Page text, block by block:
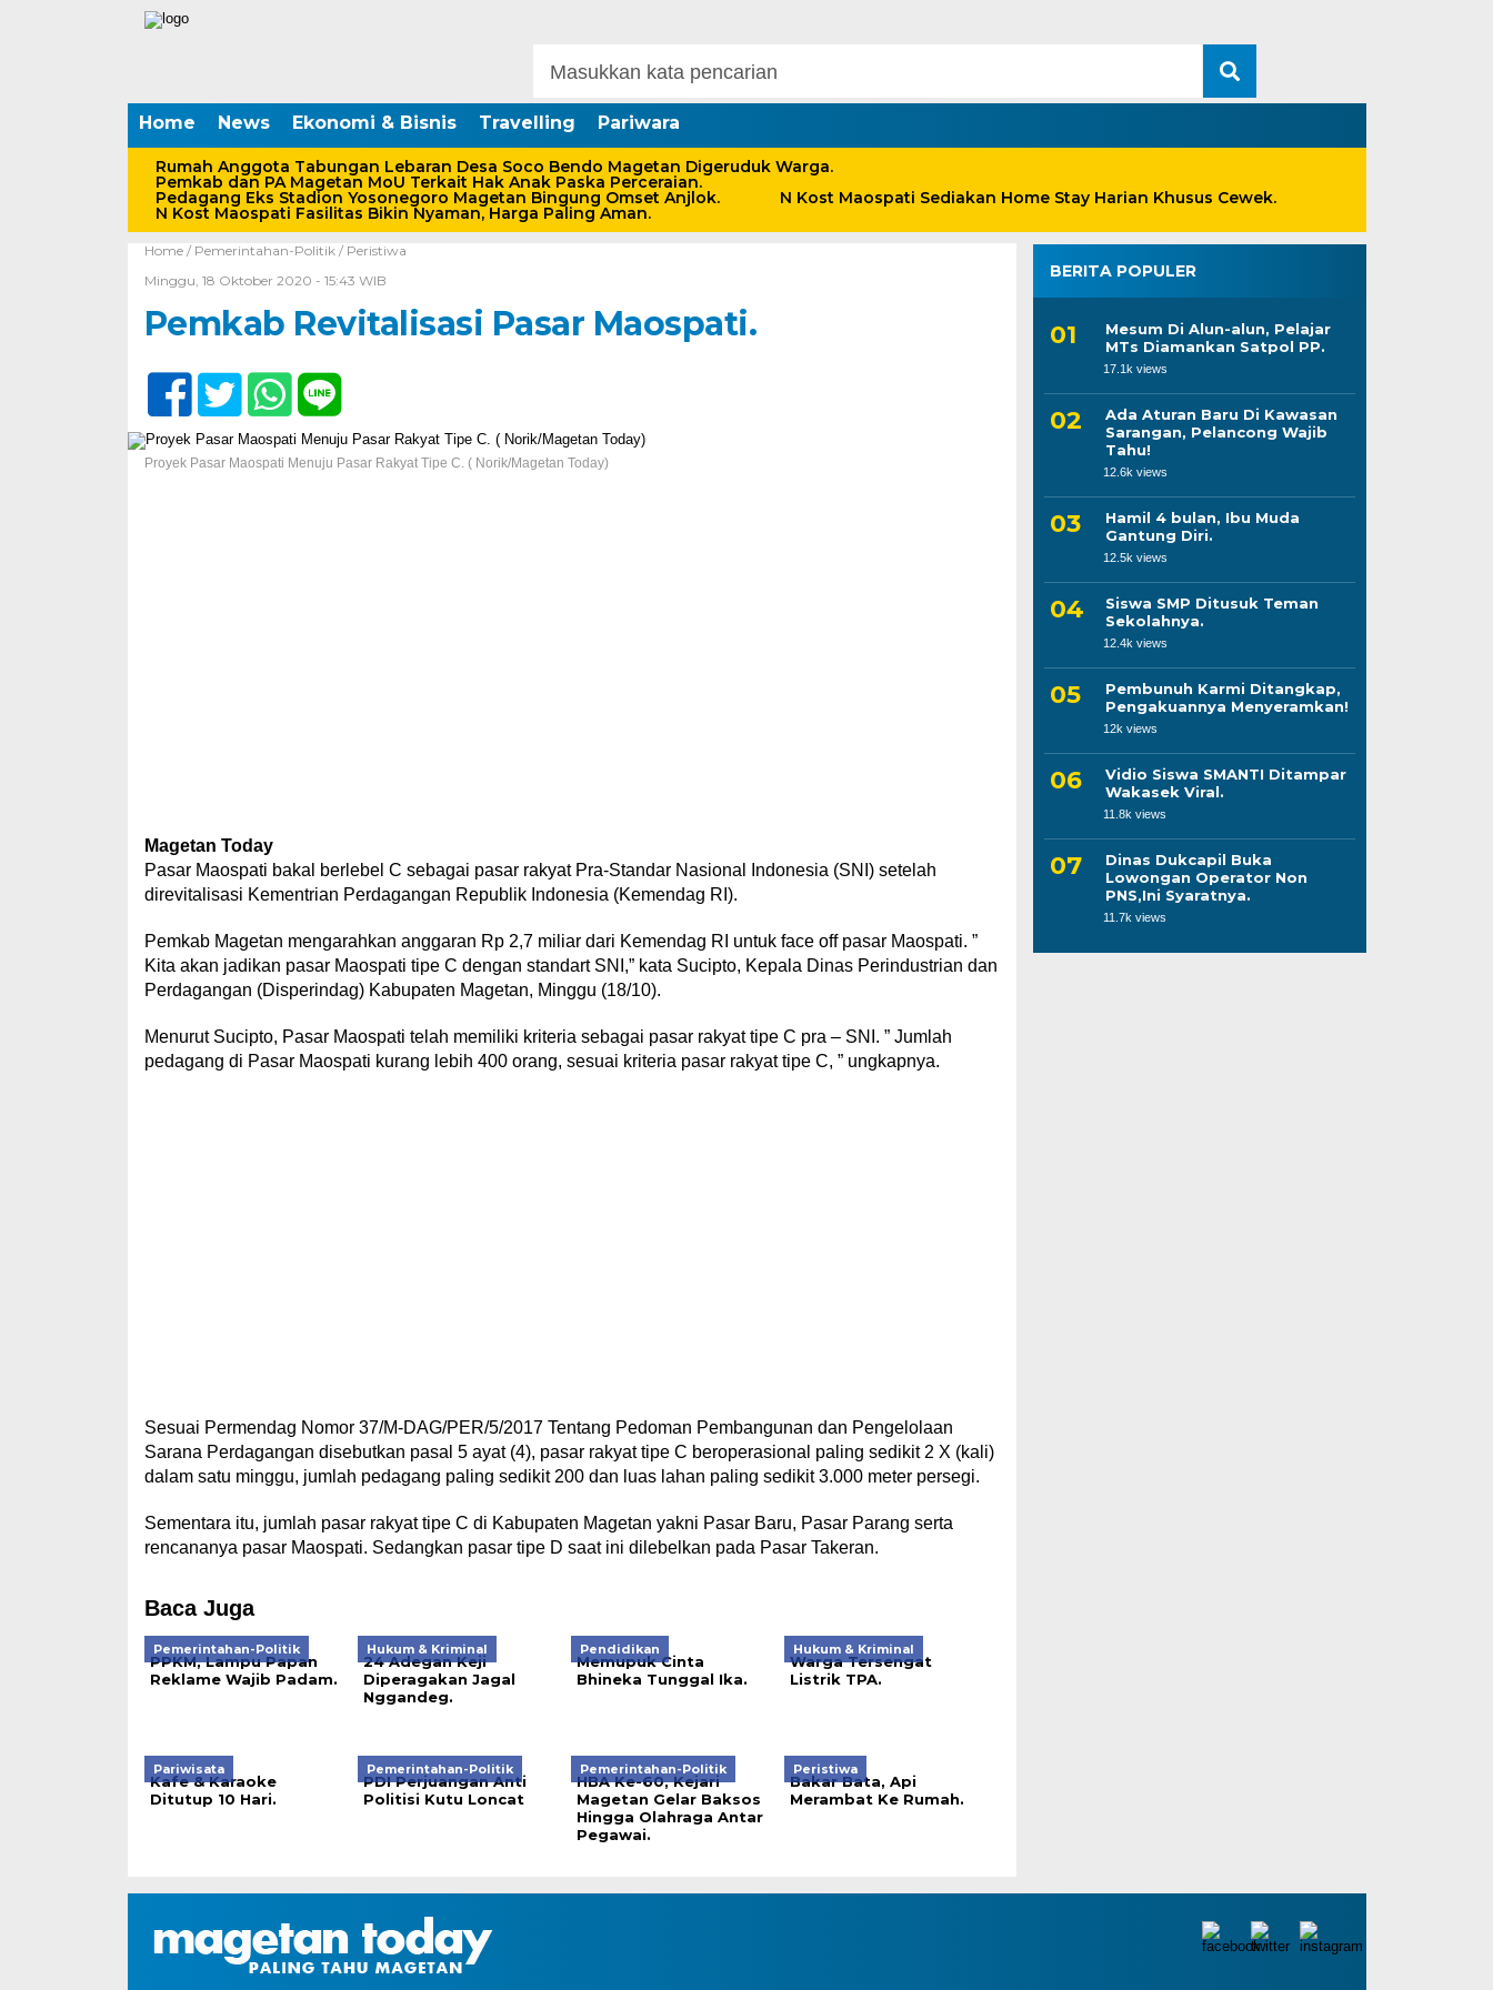
Home News Ekonomi & Bisnis Travelling Pariwara
Rumah Anggota Tabungan Lebaran Desa Soco Bendo Magetan Digeruduk Warga.
Pemkab dan PA Magetan MoU Terkait Hak Anak Paska Perceraian.
Pedagang Eks Stadion Yosonegoro Magetan Bingung Omset Anjlok. N Kost Maospati Sediakan Home Stay Harian Khusus Cewek.
N Kost Maospati Fasilitas Bikin Nyaman, Harga Paling Aman.
Home / Pemerintahan-Politik/ Peristiwa
Minggu, 18 Oktober 2020 - 15:43 WIB
Pemkab Revitalisasi Pasar Maospati.
Proyek Pasar Maospati Menuju Pasar Rakyat Tipe C. ( Norik/Magetan Today)
Magetan Today
Pasar Maospati bakal berlebel C sebagai pasar rakyat Pra-Standar Nasional Indonesia (SNI) setelah
direvitalisasi Kementrian Perdagangan Republik Indonesia (Kemendag RI).
Pemkab Magetan mengarahkan anggaran Rp 2,7 miliar dari Kemendag RI untuk face off pasar Maospati. ”
Kita akan jadikan pasar Maospati tipe C dengan standart SNI,” kata Sucipto, Kepala Dinas Perindustrian dan
Perdagangan (Disperindag) Kabupaten Magetan, Minggu (18/10).
Menurut Sucipto, Pasar Maospati telah memiliki kriteria sebagai pasar rakyat tipe C pra – SNI. ” Jumlah
pedagang di Pasar Maospati kurang lebih 400 orang, sesuai kriteria pasar rakyat tipe C, ” ungkapnya.
Sesuai Permendag Nomor 37/M-DAG/PER/5/2017 Tentang Pedoman Pembangunan dan Pengelolaan
Sarana Perdagangan disebutkan pasal 5 ayat (4), pasar rakyat tipe C beroperasional paling sedikit 2 X (kali)
dalam satu minggu, jumlah pedagang paling sedikit 200 dan luas lahan paling sedikit 3.000 meter persegi.
Sementara itu, jumlah pasar rakyat tipe C di Kabupaten Magetan yakni Pasar Baru, Pasar Parang serta
rencananya pasar Maospati. Sedangkan pasar tipe D saat ini dilebelkan pada Pasar Takeran.
Baca Juga
Pemerintahan-Politik
PPKM, Lampu Papan
Reklame Wajib Padam.
Hukum & Kriminal
24 Adegan Keji
Diperagakan Jagal
Nggandeg.
Pendidikan
Memupuk Cinta
Bhineka Tunggal Ika.
Hukum & Kriminal
Warga Tersengat
Listrik TPA.
Pariwisata
Kafe & Karaoke
Ditutup 10 Hari.
Pemerintahan-Politik
PDI Perjuangan Anti
Politisi Kutu Loncat
Pemerintahan-Politik
HBA Ke-60, Kejari
Magetan Gelar Baksos
Hingga Olahraga Antar
Pegawai.
Peristiwa
Bakar Bata, Api
Merambat Ke Rumah.
BERITA POPULER
Mesum Di Alun-alun, Pelajar
MTs Diamankan Satpol PP.
17.1k views
Ada Aturan Baru Di Kawasan
Sarangan, Pelancong Wajib
Tahu!
12.6k views
Hamil 4 bulan, Ibu Muda
Gantung Diri.
12.5k views
Siswa SMP Ditusuk Teman
Sekolahnya.
12.4k views
Pembunuh Karmi Ditangkap,
Pengakuannya Menyeramkan!
12k views
Vidio Siswa SMANTI Ditampar
Wakasek Viral.
11.8k views
Dinas Dukcapil Buka
Lowongan Operator Non
PNS,Ini Syaratnya.
11.7k views